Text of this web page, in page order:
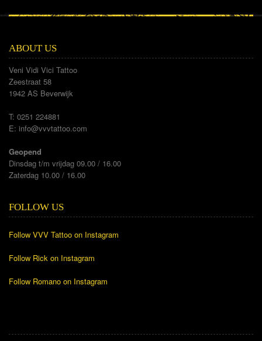
ABOUT US
Veni Vidi Vici Tattoo
Zeestraat 58
1942 AS Beverwijk
T: 0251 224881
E: info@vvvtattoo.com
Geopend
Dinsdag t/m vrijdag 09.00 / 16.00
Zaterdag 10.00 / 16.00
FOLLOW US
Follow VVV Tattoo on Instagram
Follow Rick on Instagram
Follow Romano on Instagram